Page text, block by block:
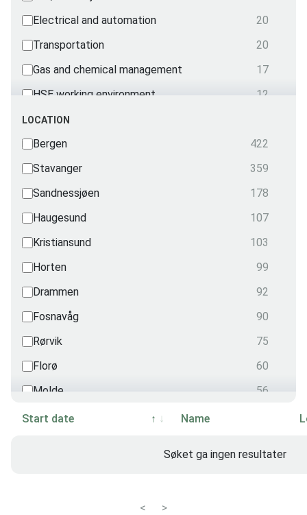
Electrical and automation
20
Transportation
20
Gas and chemical management
17
HSE working environment
12
NOG Emergency Team
Radio
3
First Aid and treatment
2
Security
2
Radiation
1
Nautical
0
OPITO
0
LOCATION
Bergen
422
Stavanger
359
Sandnessjøen
178
Haugesund
107
Kristiansund
103
Horten
99
Drammen
92
Fosnavåg
90
Rørvik
75
Florø
60
Molde
56
Harstad
Start date Name
Søket ga ingen resultater
< >